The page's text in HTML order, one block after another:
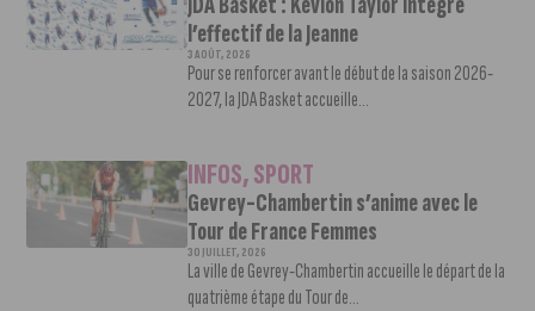
l’effectif de la Jeanne
3 AOÛT, 2026
Pour se renforcer avant le début de la saison 2026-
2027, la JDA Basket accueille...
INFOS,SPORT
Gevrey-Chambertin s’anime avec le
Tour de France Femmes
30 JUILLET, 2026
La ville de Gevrey-Chambertin accueille le départ de la
quatrième étape du Tour de...